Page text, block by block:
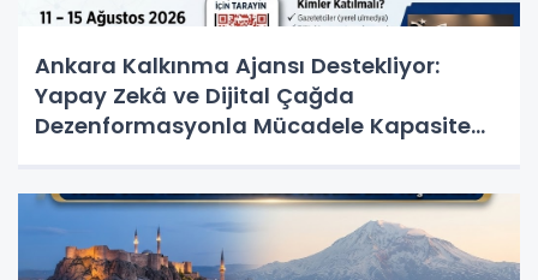
Ankara Kalkınma Ajansı Destekliyor:
Yapay Zekâ ve Dijital Çağda
Dezenformasyonla Mücadele Kapasite